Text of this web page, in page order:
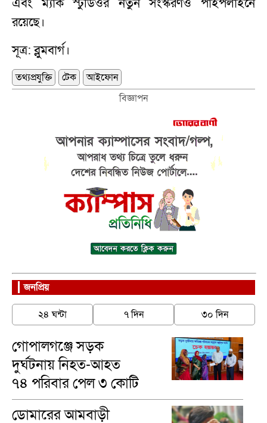
রয়েছে।
সূত্র: ব্লুমবার্গ।
তথ্যপ্রযুক্তি টেক
আইফোন
বিজ্ঞাপন
জনপ্রিয়
২৪ ঘন্টা ৭ দিন ৩০ দিন
গোপালগঞ্জে সড়ক
দুর্ঘটনায় নিহত-আহত
৭৪ পরিবার পেল ৩ কোটি
৪৬ লাখ টাকা
ডোমারের আমবাড়ী